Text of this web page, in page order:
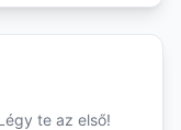
te az első!